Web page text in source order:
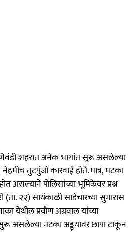
भिवंडी शहरात अनेक भागांत सुरू असलेल्या
तुटपुंजी कारवाई होते. मात्र, मटका
असल्याने पोलिसांच्या भूमिकेवर प्रश्न
(ता. २२) सायंकाळी साडेचारच्या सुमारास
येथील प्रवीण अग्रवाल यांच्या
असलेल्या मटका अड्ड्यावर छापा टाकून